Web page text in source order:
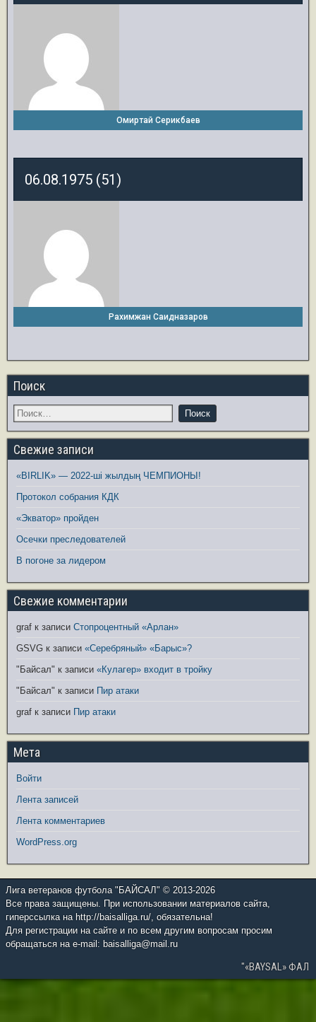
Омиртай Серикбаев
06.08.1975 (51)
Рахимжан Саидназаров
Поиск
Свежие записи
«BIRLIK» — 2022-ші жылдың ЧЕМПИОНЫ!
Протокол собрания КДК
«Экватор» пройден
Осечки преследователей
В погоне за лидером
Свежие комментарии
graf к записи Стопроцентный «Арлан»
GSVG к записи «Серебряный» «Барыс»?
"Байсал" к записи «Кулагер» входит в тройку
"Байсал" к записи Пир атаки
graf к записи Пир атаки
Мета
Войти
Лента записей
Лента комментариев
WordPress.org
Лига ветеранов футбола "БАЙСАЛ" © 2013-2026
Все права защищены. При использовании материалов сайта,
гиперссылка на http://baisalliga.ru/, обязательна!
Для регистрации на сайте и по всем другим вопросам просим
обращаться на e-mail: baisalliga@mail.ru
"«BAYSAL» ФАЛ